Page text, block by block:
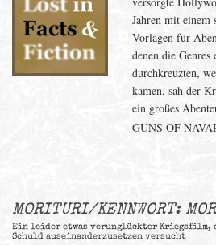
Jahren mit einem
Vorlagen für
denen die Genres
durchkreuzten,
kamen, sah der
ein großes
GUNS OF
MORITURI/KENNWORT:
Ein leider etwas verunglückter Kriegsfilm,
Schuld auseinanderzusetzen versucht